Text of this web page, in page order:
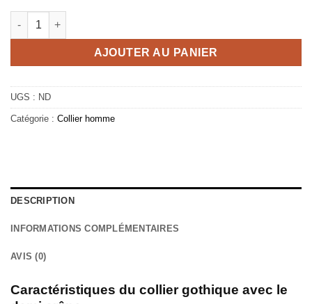
quantité de Collier gothique homme
AJOUTER AU PANIER
UGS : ND
Catégorie : Collier homme
DESCRIPTION
INFORMATIONS COMPLÉMENTAIRES
AVIS (0)
Caractéristiques du collier gothique avec le